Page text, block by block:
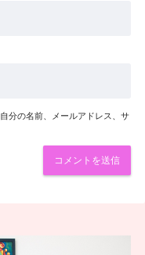
分の名前、メールアドレス、サ